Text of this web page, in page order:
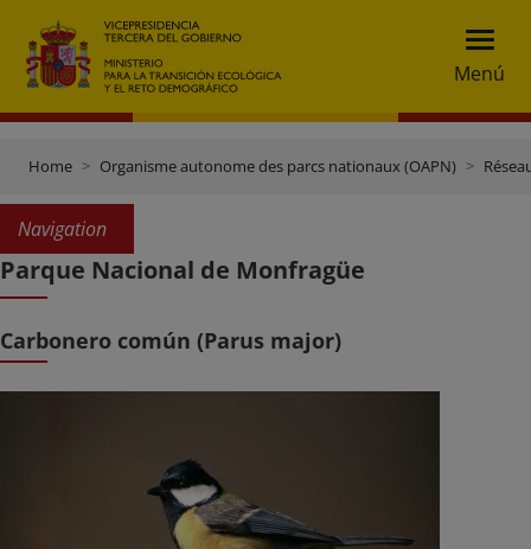
Menú
Home Organisme autonome des parcs nationaux (OAPN)
Navigation
Parque Nacional de Monfragüe
Carbonero común (Parus major)